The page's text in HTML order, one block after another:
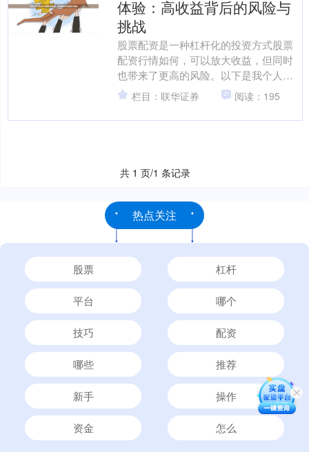
体验：高收益背后的风险与
挑战
股票配资是一种杠杆化的投资方式股票
配资行情如何，可以放大收益，但同时
也带来了更高的风险。以下是我个人的
股票配资体验，分享其背后的风险与挑
战： 高杠杆的特性意味着....
栏目：联华证券 阅读：195
共 1 页/1 条记录
热点关注
股票 杠杆
平台 哪个
技巧 配资
哪些 推荐
新手 操作
资金 怎么